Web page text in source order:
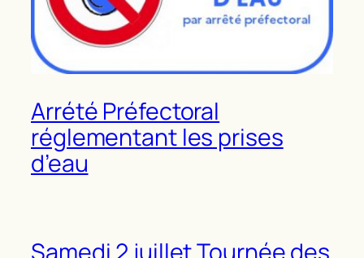
Arrété Préfectoral
réglementant les prises
d’eau